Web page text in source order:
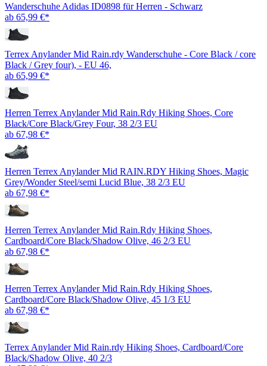
Wanderschuhe Adidas ID0898 für Herren - Schwarz
ab 65,99 €*
Terrex Anylander Mid Rain.rdy Wanderschuhe - Core Black / core
Black / Grey four), - EU 46,
ab 65,99 €*
Herren Terrex Anylander Mid Rain.Rdy Hiking Shoes, Core
Black/Core Black/Grey Four, 38 2/3 EU
ab 67,98 €*
Herren Terrex Anylander Mid RAIN.RDY Hiking Shoes, Magic
Grey/Wonder Steel/semi Lucid Blue, 38 2/3 EU
ab 67,98 €*
Herren Terrex Anylander Mid Rain.Rdy Hiking Shoes,
Cardboard/Core Black/Shadow Olive, 46 2/3 EU
ab 67,98 €*
Herren Terrex Anylander Mid Rain.Rdy Hiking Shoes,
Cardboard/Core Black/Shadow Olive, 45 1/3 EU
ab 67,98 €*
Terrex Anylander Mid Rain.rdy Hiking Shoes, Cardboard/Core
Black/Shadow Olive, 40 2/3